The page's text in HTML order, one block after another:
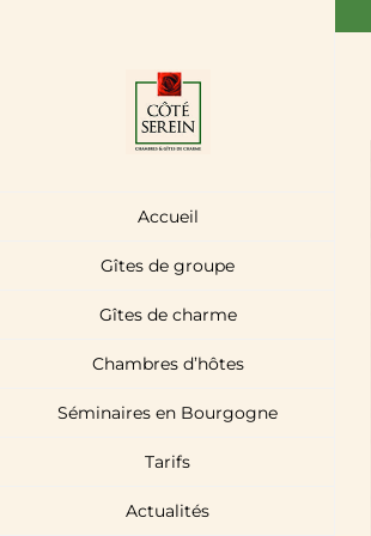
Accueil
Gîtes de groupe
Gîtes de charme
Chambres d’hôtes
Séminaires en Bourgogne
Tarifs
Actualités